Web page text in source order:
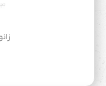
زانو 90 درجه سایز 63